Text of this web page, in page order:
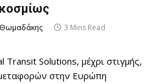
3 Mins Read
Solutions, μέχρι στιγμής,
μεταφορών στην Ευρώπη